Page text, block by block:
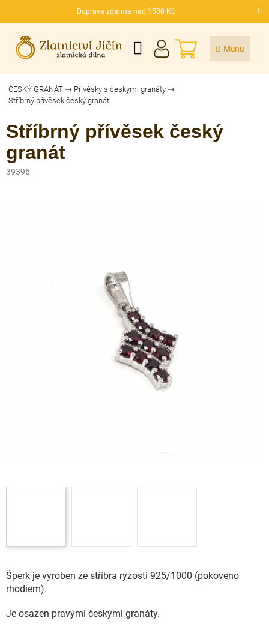
Doprava zdarma nad 1500 Kč
CZK
NÁKUPNÍ
KOŠÍK
ČESKÝ GRANÁT
Přívěsky s českými granáty
Stříbrný přívěsek český granát
Stříbrný přívěsek český
granát
39396
Šperk je vyroben ze stříbra ryzosti 925/1000 (pokoveno
rhodiem).
Je osazen pravými českými granáty.